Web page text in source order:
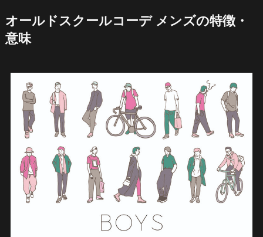
オールドスクールコーデ メンズの特徴・
意味